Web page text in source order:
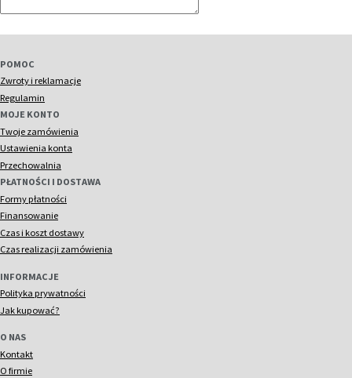
POMOC
Zwroty i reklamacje
Regulamin
MOJE KONTO
Twoje zamówienia
Ustawienia konta
Przechowalnia
PŁATNOŚCI I DOSTAWA
Formy płatności
Finansowanie
Czas i koszt dostawy
Czas realizacji zamówienia
INFORMACJE
Polityka prywatności
Jak kupować?
O NAS
Kontakt
O firmie